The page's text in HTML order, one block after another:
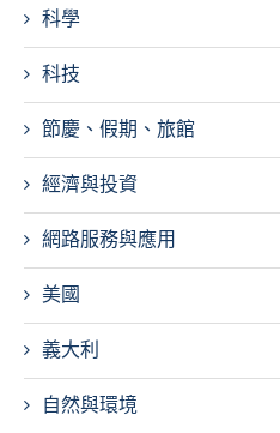
科學
科技
節慶、假期、旅館
經濟與投資
網路服務與應用
美國
義大利
自然與環境